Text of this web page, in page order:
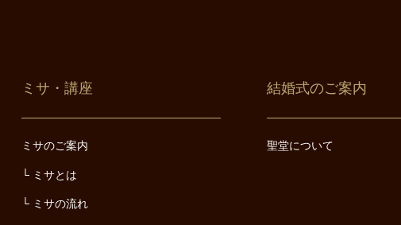
ミサ・講座
ミサのご案内
ミサとは
ミサの流れ
結婚式のご案内
聖堂について